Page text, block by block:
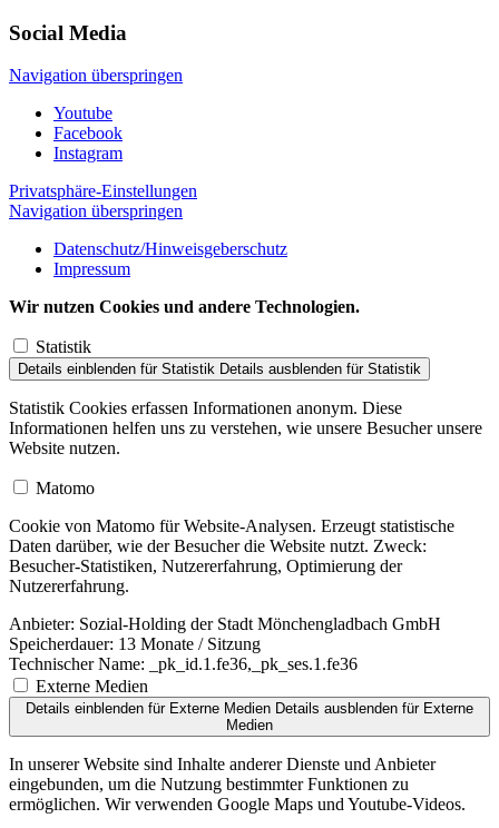
Social Media
Navigation überspringen
Youtube
Facebook
Instagram
Privatsphäre-Einstellungen
Navigation überspringen
Datenschutz/Hinweisgeberschutz
Impressum
Wir nutzen Cookies und andere Technologien.
Statistik
Details einblenden für Statistik Details ausblenden für Statistik
Statistik Cookies erfassen Informationen anonym. Diese
Informationen helfen uns zu verstehen, wie unsere Besucher unsere
Website nutzen.
Matomo
Cookie von Matomo für Website-Analysen. Erzeugt statistische
Daten darüber, wie der Besucher die Website nutzt. Zweck:
Besucher-Statistiken, Nutzererfahrung, Optimierung der
Nutzererfahrung.
Anbieter: Sozial-Holding der Stadt Mönchengladbach GmbH
Speicherdauer: 13 Monate / Sitzung
Technischer Name: _pk_id.1.fe36,_pk_ses.1.fe36
Externe Medien
Details einblenden für Externe Medien Details ausblenden für Externe
Medien
In unserer Website sind Inhalte anderer Dienste und Anbieter
eingebunden, um die Nutzung bestimmter Funktionen zu
ermöglichen. Wir verwenden Google Maps und Youtube-Videos.